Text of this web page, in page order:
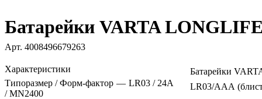
Батарейки VARTA
Арт. 4008496679263
Характеристики
Типоразмер / Форм-фактор — LR03 / 24A
/ MN2400
Батарейки
LR03/ААА